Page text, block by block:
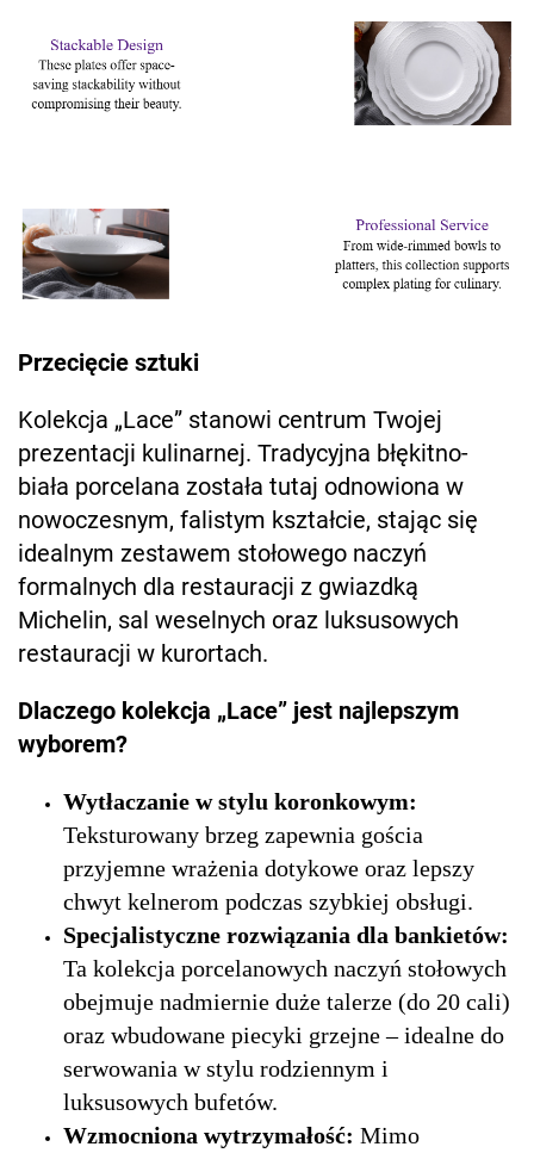
Przecięcie sztuki
Kolekcja „Lace” stanowi centrum Twojej
prezentacji kulinarnej. Tradycyjna błękitno-
biała porcelana została tutaj odnowiona w
nowoczesnym, falistym kształcie, stając się
idealnym zestawem stołowego naczyń
formalnych dla restauracji z gwiazdką
Michelin, sal weselnych oraz luksusowych
restauracji w kurortach.
Dlaczego kolekcja „Lace” jest najlepszym
wyborem?
Wytłaczanie w stylu koronkowym:
Teksturowany brzeg zapewnia gościa
przyjemne wrażenia dotykowe oraz lepszy
chwyt kelnerom podczas szybkiej obsługi.
Specjalistyczne rozwiązania dla bankietów:
Ta kolekcja porcelanowych naczyń stołowych
obejmuje nadmiernie duże talerze (do 20 cali)
oraz wbudowane piecyki grzejne – idealne do
serwowania w stylu rodziennym i
luksusowych bufetów.
Wzmocniona wytrzymałość: Mimo